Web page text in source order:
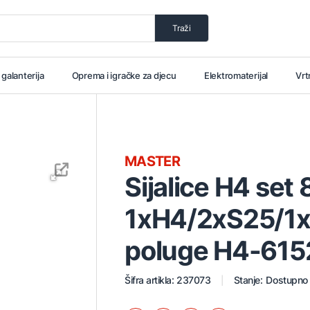
Traži
Oprema i igračke za djecu Elektromaterijal
Sijalice H4 set
1xH4/2xS25/
poluge H4-
MASTER
Šifra artikla: 237073 Stanje: Dostupno